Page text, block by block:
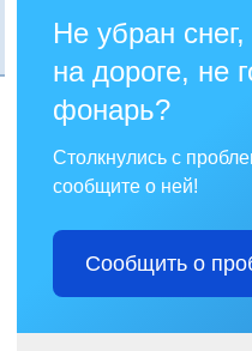
Не убран
на дороге, не
фонарь?
Столкнулись с
сообщите о ней!
Сообщить о